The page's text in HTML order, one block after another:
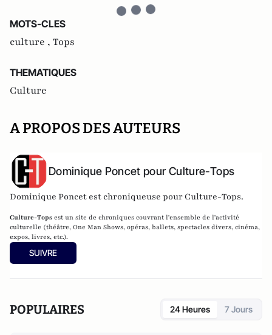
MOTS-CLES
culture , Tops
THEMATIQUES
Culture
A PROPOS DES AUTEURS
Dominique Poncet pour Culture-Tops
Dominique Poncet est chroniqueuse pour Culture-Tops.
Culture-Tops est un site de chroniques couvrant l'ensemble de l'activité
culturelle (théâtre, One Man Shows, opéras, ballets, spectacles divers, cinéma,
expos, livres, etc.).
SUIVRE
POPULAIRES 24 Heures 7 Jours